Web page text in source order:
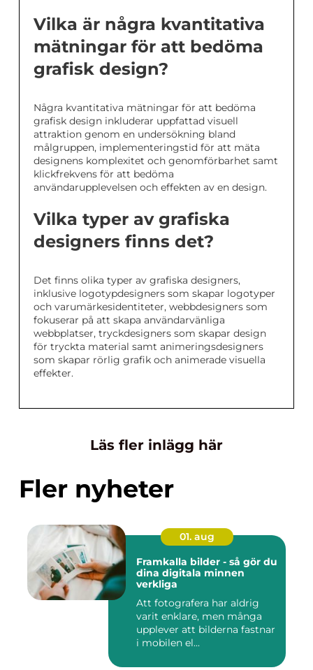
Vilka är några kvantitativa
mätningar för att bedöma
grafisk design?
Några kvantitativa mätningar för att bedöma
grafisk design inkluderar uppfattad visuell
attraktion genom en undersökning bland
målgruppen, implementeringstid för att mäta
designens komplexitet och genomförbarhet samt
klickfrekvens för att bedöma
användarupplevelsen och effekten av en design.
Vilka typer av grafiska
designers finns det?
Det finns olika typer av grafiska designers,
inklusive logotypdesigners som skapar logotyper
och varumärkesidentiteter, webbdesigners som
fokuserar på att skapa användarvänliga
webbplatser, tryckdesigners som skapar design
för tryckta material samt animeringsdesigners
som skapar rörlig grafik och animerade visuella
effekter.
Läs fler inlägg här
Fler nyheter
01. aug
Framkalla bilder - så gör du
dina digitala minnen
verkliga
Att fotografera har aldrig
varit enklare, men många
upplever att bilderna fastnar
i mobilen el...